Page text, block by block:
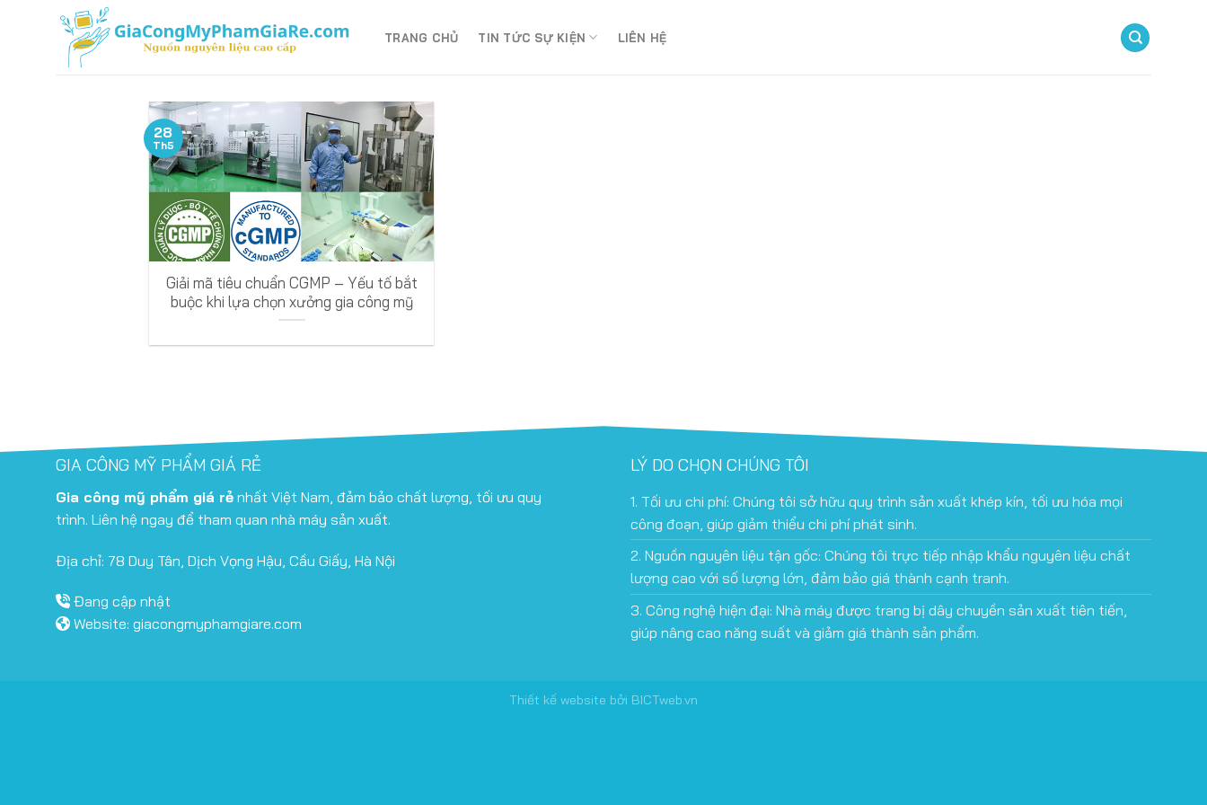
TRANG CHỦ TIN TỨC SỰ KIỆN LIÊN HỆ
Giải mã tiêu chuẩn CGMP – Yếu tố bắt
buộc khi lựa chọn xưởng gia công mỹ
phẩm
28
Th5
GIA CÔNG MỸ PHẨM GIÁ RẺ
Gia công mỹ phẩm giá rẻ nhất Việt Nam, đảm bảo chất lượng, tối ưu quy
trình. Liên hệ ngay để tham quan nhà máy sản xuất.
Địa chỉ: 78 Duy Tân, Dịch Vọng Hậu, Cầu Giấy, Hà Nội
Đang cập nhật
Website: giacongmyphamgiare.com
LÝ DO CHỌN CHÚNG TÔI
1. Tối ưu chi phí: Chúng tôi sở hữu quy trình sản xuất khép kín, tối ưu hóa mọi
công đoạn, giúp giảm thiểu chi phí phát sinh.
2. Nguồn nguyên liệu tận gốc: Chúng tôi trực tiếp nhập khẩu nguyên liệu chất
lượng cao với số lượng lớn, đảm bảo giá thành cạnh tranh.
3. Công nghệ hiện đại: Nhà máy được trang bị dây chuyền sản xuất tiên tiến,
giúp nâng cao năng suất và giảm giá thành sản phẩm.
Thiết kế website bởi BICTweb.vn